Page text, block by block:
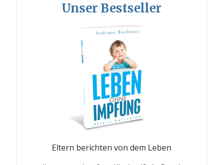
Unser Bestseller
Eltern berichten von dem Leben